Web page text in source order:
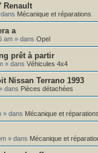
Renault
Mécanique et réparations
a
am» dans Opel
prêt à partir
» dans Véhicules 4x4
Nissan Terrano 1993
dans Pièces détachées
» dans Mécanique et réparations
» dans Mécanique et